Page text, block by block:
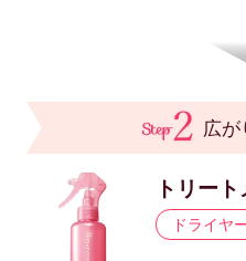
広が
トリー
ドライヤ